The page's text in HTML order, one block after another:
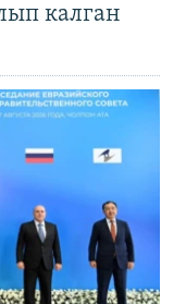
калган